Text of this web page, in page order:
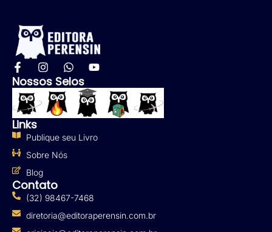
Nossos Selos
Links
Publique seu Livro
Sobre Nós
Blog
Contato
(32) 98467-7468
diretoria@editoraperensin.com.br